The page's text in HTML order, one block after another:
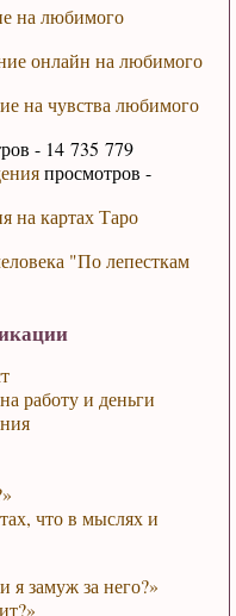
на любимого
онлайн на любимого
на чувства любимого
- 14 735 779
просмотров -
на картах Таро
"По лепесткам
работу и деньги
что в мыслях и
замуж за него?»